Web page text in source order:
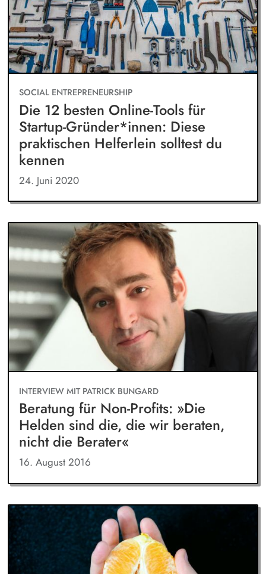
SOCIAL ENTREPRENEURSHIP
Die 12 besten Online-Tools für
Startup-Gründer*innen: Diese
praktischen Helferlein solltest du
kennen
24. Juni 2020
INTERVIEW MIT PATRICK BUNGARD
Beratung für Non-Profits: »Die
Helden sind die, die wir beraten,
nicht die Berater«
16. August 2016